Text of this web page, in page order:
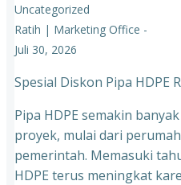
Uncategorized
Ratih | Marketing Office -
Juli 30, 2026
Spesial Diskon Pipa HDPE
Pipa HDPE semakin
proyek, mulai dari
pemerintah. Memasuki
HDPE terus meningkat